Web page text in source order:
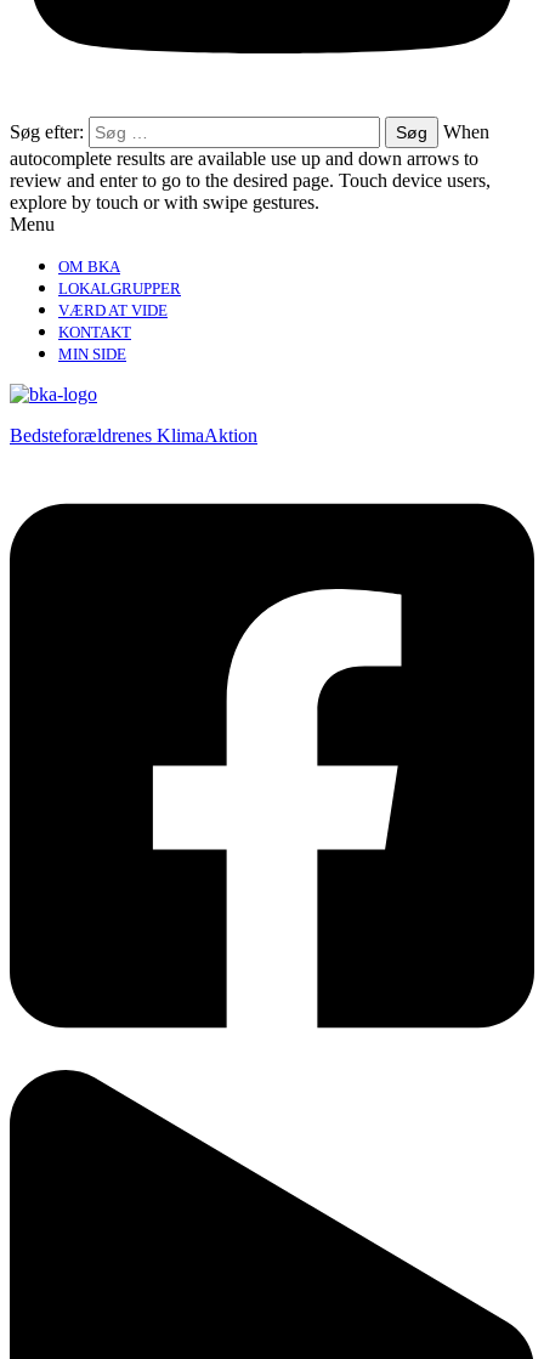
Søg efter:
When
autocomplete results are available use up and down arrows to
review and enter to go to the desired page. Touch device users,
explore by touch or with swipe gestures.
Menu
OM BKA
LOKALGRUPPER
VÆRD AT VIDE
KONTAKT
MIN SIDE
Bedsteforældrenes KlimaAktion​